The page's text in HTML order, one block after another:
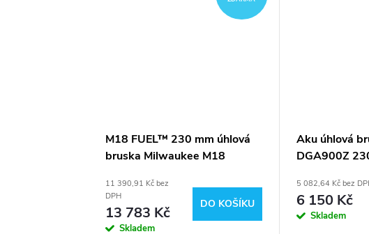
M18 FUEL™ 230 mm úhlová
bruska Milwaukee M18
11 390,91 Kč bez
DPH
13 783 Kč
Skladem
DO KOŠÍKU
Aku úhlová
DGA900Z
5 082,64 Kč bez
6 150 Kč
Skladem